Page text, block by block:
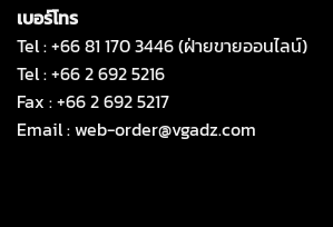
เบอร์โทร
Tel : +66 81 170 3446 (ฝ่ายขายออนไลน์)
Tel : +66 2 692 5216
Fax : +66 2 692 5217
Email :web-order@vgadz.com